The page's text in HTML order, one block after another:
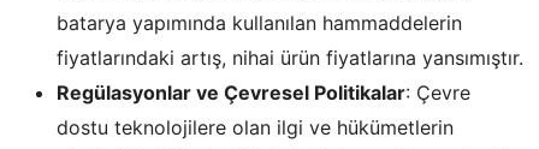
batarya yapımında kullanılan hammaddelerin
fiyatlarındaki artış, nihai ürün fiyatlarına yansımıştır.
Regülasyonlar ve Çevresel Politikalar: Çevre
dostu teknolojilere olan ilgi ve hükümetlerin